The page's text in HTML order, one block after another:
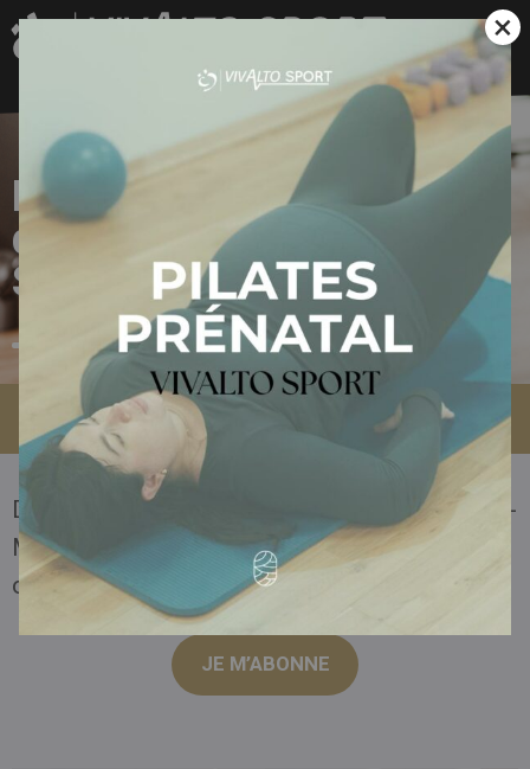
Nos formules
d'abonnements à
Saint-Malo
Accueil» Nos formules d’abonnements à Saint-Malo
Découvrez nos formules d’abonnements à Saint-
Malo permettant de répondre à vos besoins et
objectifs
JE M’ABONNE
×